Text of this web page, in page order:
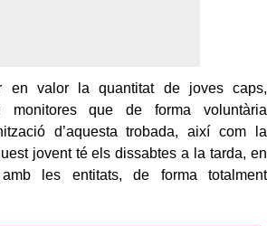
en valor la quantitat de joves caps,
monitores que de forma voluntària
d’aquesta trobada, així com la
jovent té els dissabtes a la tarda, en
les entitats, de forma totalment